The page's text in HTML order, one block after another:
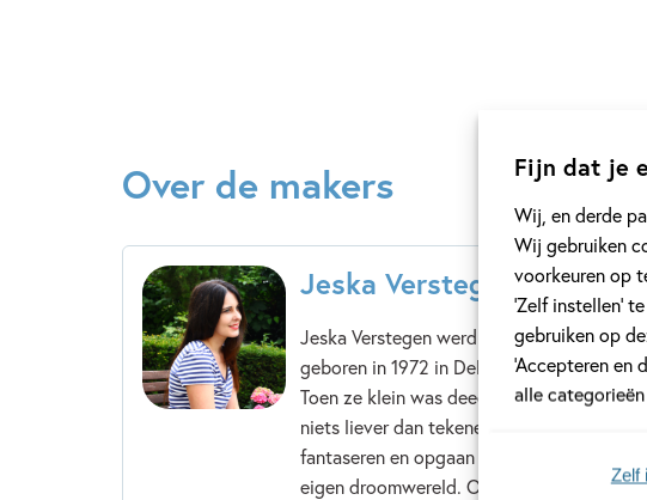
Fijn dat je
Wij, en derde
Wij gebruiken
voorkeuren op
‘Zelf instellen’
gebruiken op
‘Accepteren en
alle
Zelf
Over de makers
Jeska Verstegen
Jeska Verstegen werd
geboren in 1972 in Delft.
Toen ze klein was deed ze
niets liever dan tekenen,
fantaseren en opgaan in haar
eigen droomwereld. Omdat